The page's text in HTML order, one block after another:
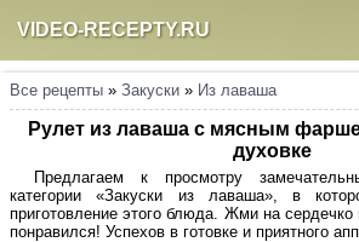
VIDEO-RECEPTY.RU
Все рецепты » Закуски » Из лаваша
Рулет из лаваша с мясным
духовке
Предлагаем к просмотру
категории «Закуски из лаваша», в
приготовление этого блюда. Жми на
понравился! Успехов в готовке и приятного